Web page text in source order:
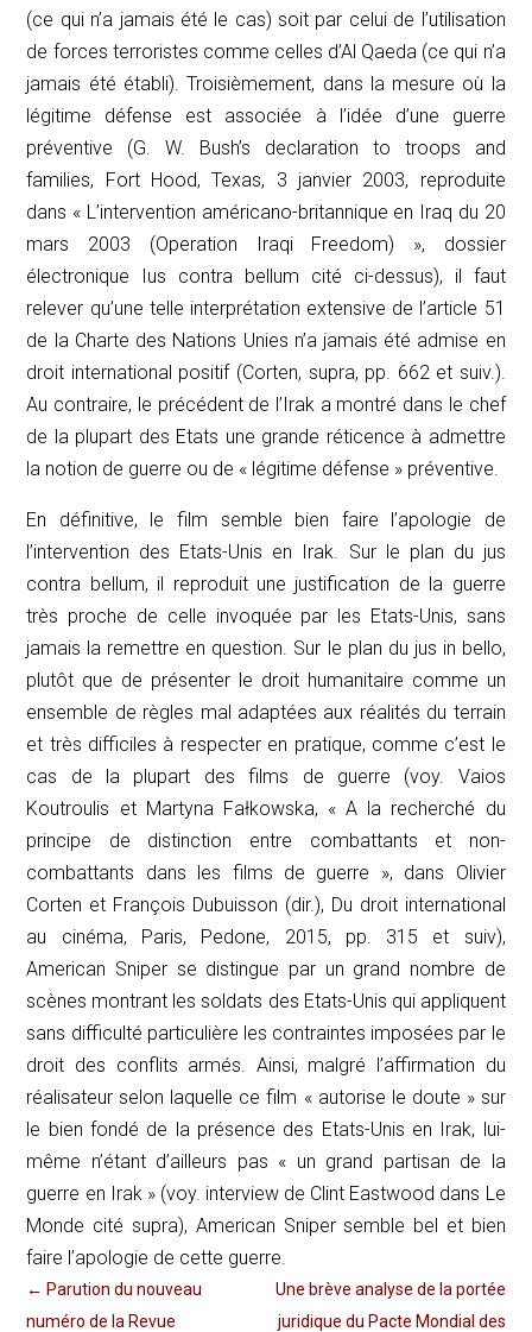
(ce qui n’a jamais été le cas) soit par celui de l’utilisation
de forces terroristes comme celles d’Al Qaeda (ce qui n’a
jamais été établi). Troisièmement, dans la mesure où la
légitime défense est associée à l’idée d’une guerre
préventive (G. W. Bush’s declaration to troops and
families, Fort Hood, Texas, 3 janvier 2003, reproduite
dans « L’intervention américano-britannique en Iraq du 20
mars 2003 (Operation Iraqi Freedom) », dossier
électronique Ius contra bellum cité ci-dessus), il faut
relever qu’une telle interprétation extensive de l’article 51
de la Charte des Nations Unies n’a jamais été admise en
droit international positif (Corten, supra, pp. 662 et suiv.).
Au contraire, le précédent de l’Irak a montré dans le chef
de la plupart des Etats une grande réticence à admettre
la notion de guerre ou de « légitime défense » préventive.
En définitive, le film semble bien faire l’apologie de
l’intervention des Etats-Unis en Irak. Sur le plan du jus
contra bellum, il reproduit une justification de la guerre
très proche de celle invoquée par les Etats-Unis, sans
jamais la remettre en question. Sur le plan du jus in bello,
plutôt que de présenter le droit humanitaire comme un
ensemble de règles mal adaptées aux réalités du terrain
et très difficiles à respecter en pratique, comme c’est le
cas de la plupart des films de guerre (voy. Vaios
Koutroulis et Martyna Fałkowska, « A la recherché du
principe de distinction entre combattants et non-
combattants dans les films de guerre », dans Olivier
Corten et François Dubuisson (dir.), Du droit international
au cinéma, Paris, Pedone, 2015, pp. 315 et suiv),
American Sniper se distingue par un grand nombre de
scènes montrant les soldats des Etats-Unis qui appliquent
sans difficulté particulière les contraintes imposées par le
droit des conflits armés. Ainsi, malgré l’affirmation du
réalisateur selon laquelle ce film « autorise le doute » sur
le bien fondé de la présence des Etats-Unis en Irak, lui-
même n’étant d’ailleurs pas « un grand partisan de la
guerre en Irak » (voy. interview de Clint Eastwood dans Le
Monde cité supra), American Snipersemble bel et bien
faire l’apologie de cette guerre.
← Parution du nouveau
numéro de la Revue
Une brève analyse de la portée
juridique du Pacte Mondial des